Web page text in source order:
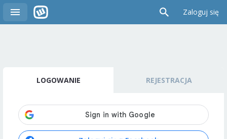
Zaloguj się
LOGOWANIE REJESTRACJA